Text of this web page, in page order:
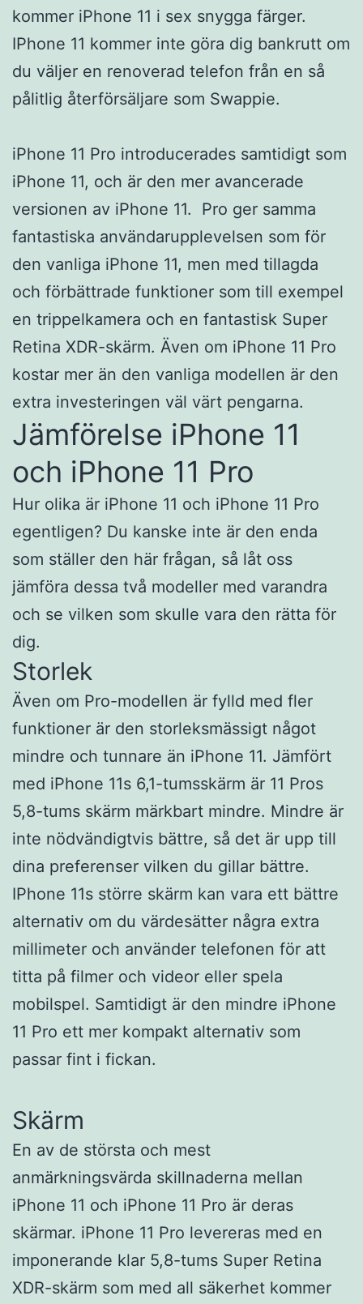
kommer iPhone 11 i sex snygga färger.
IPhone 11 kommer inte göra dig bankrutt om
du väljer en renoverad telefon från en så
pålitlig återförsäljare som Swappie.
iPhone 11 Pro introducerades samtidigt som
iPhone 11, och är den mer avancerade
versionen av iPhone 11. Pro ger samma
fantastiska användarupplevelsen som för
den vanliga iPhone 11, men med tillagda
och förbättrade funktioner som till exempel
en trippelkamera och en fantastisk Super
Retina XDR-skärm. Även om iPhone 11 Pro
kostar mer än den vanliga modellen är den
extra investeringen väl värt pengarna.
Jämförelse iPhone 11
och iPhone 11 Pro
Hur olika är iPhone 11 och iPhone 11 Pro
egentligen? Du kanske inte är den enda
som ställer den här frågan, så låt oss
jämföra dessa två modeller med varandra
och se vilken som skulle vara den rätta för
dig.
Storlek
Även om Pro-modellen är fylld med fler
funktioner är den storleksmässigt något
mindre och tunnare än iPhone 11. Jämfört
med iPhone 11s 6,1-tumsskärm är 11 Pros
5,8-tums skärm märkbart mindre. Mindre är
inte nödvändigtvis bättre, så det är upp till
dina preferenser vilken du gillar bättre.
IPhone 11s större skärm kan vara ett bättre
alternativ om du värdesätter några extra
millimeter och använder telefonen för att
titta på filmer och videor eller spela
mobilspel. Samtidigt är den mindre iPhone
11 Pro ett mer kompakt alternativ som
passar fint i fickan.
Skärm
En av de största och mest
anmärkningsvärda skillnaderna mellan
iPhone 11 och iPhone 11 Pro är deras
skärmar. iPhone 11 Pro levereras med en
imponerande klar 5,8-tums Super Retina
XDR-skärm som med all säkerhet kommer